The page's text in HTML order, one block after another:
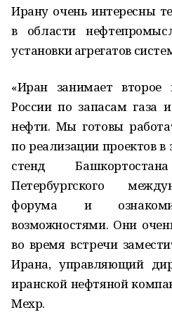
Ирану очень интересны
в области
установки агрегатов
«Иран занимает
России по запасам газа
нефти. Мы готовы
по реализации проектов
стенд
Петербургского
форума и
возможностями. Они
во время встречи
Ирана, управляющий
иранской нефтяной
Мехр.